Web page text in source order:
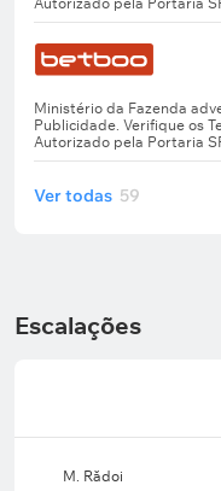
Ver todas 59
Escalações
M. Rădoi